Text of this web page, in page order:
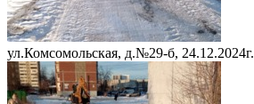
ул.Комсомольская, д.№29-б, 24.12.2024г.